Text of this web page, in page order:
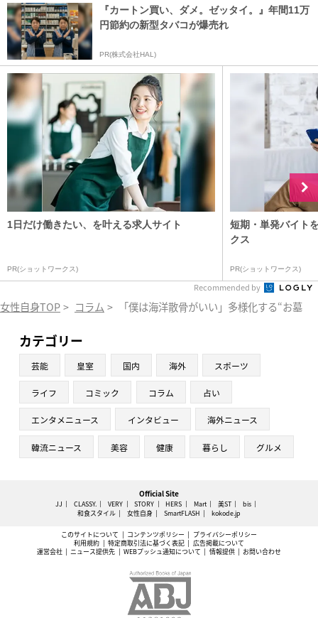
『カートン買い、ダメ。ゼッタイ。』年間11万
円節約の新型タバコが爆売れ
PR(株式会社HAL)
1日だけ働きたい、を叶える求人サイト
PR(ショットワークス)
短期・単発バイト
クス
PR(ショットワークス)
Recommended by
女性自身TOP > コラム > 「僕は海洋散骨がいい」多様化する“お墓
カテゴリー
芸能 皇室 国内 海外 スポーツ
ライフ コミック コラム 占い
エンタメニュース インタビュー 海外ニュース
韓流ニュース 美容 健康 暮らし グルメ
Official Site
JJ CLASSY. VERY STORY HERS Mart 美ST
bis
和食スタイル
女性自身 SmartFLASH kokode.jp
このサイトについて コンテンツポリシー
プライバシーポリシー
利用規約
特定商取引法に基づく表記
広告掲載について
運営会社
ニュース提供先 WEBプッシュ通知について 情報提供 お問い合わせ